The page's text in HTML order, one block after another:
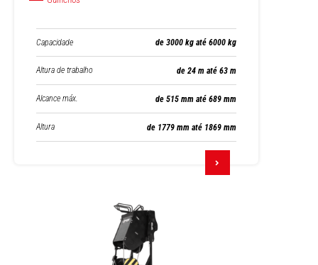
Capacidade de 3000 kg até 6000 kg
Altura de trabalho de 24 m até 63 m
Alcance máx. de 515 mm até 689 mm
Altura de 1779 mm até 1869 mm